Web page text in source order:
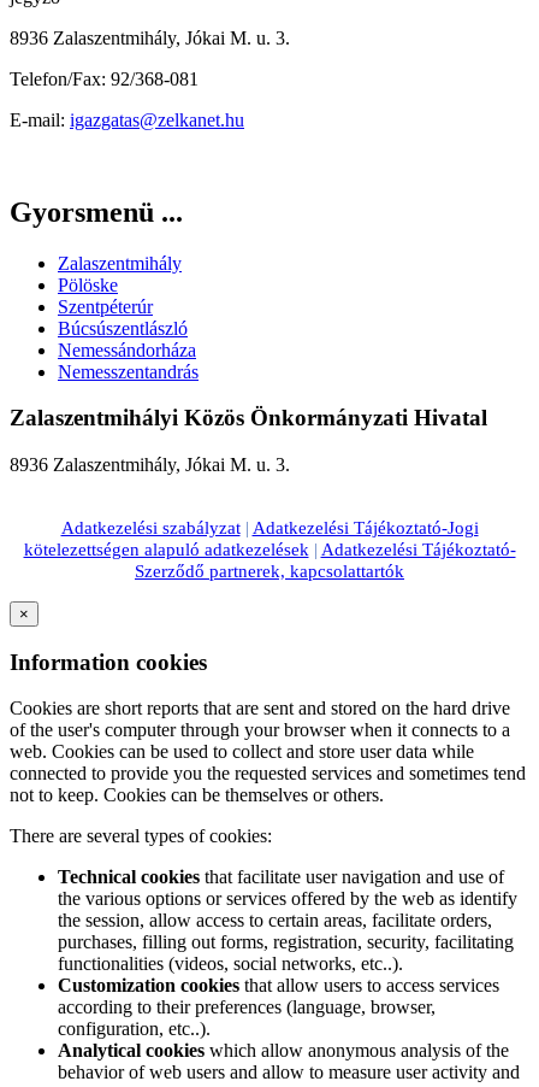
8936 Zalaszentmihály, Jókai M. u. 3.
Telefon/Fax: 92/368-081
E-mail: igazgatas@zelkanet.hu
Gyorsmenü ...
Zalaszentmihály
Pölöske
Szentpéterúr
Búcsúszentlászló
Nemessándorháza
Nemesszentandrás
Zalaszentmihályi Közös Önkormányzati Hivatal
8936 Zalaszentmihály, Jókai M. u. 3.
Adatkezelési szabályzat| Adatkezelési Tájékoztató-Jogi
kötelezettségen alapuló adatkezelések | Adatkezelési Tájékoztató-
Szerződő partnerek, kapcsolattartók
×
Information cookies
Cookies are short reports that are sent and stored on the hard drive
of the user's computer through your browser when it connects to a
web. Cookies can be used to collect and store user data while
connected to provide you the requested services and sometimes tend
not to keep. Cookies can be themselves or others.
There are several types of cookies:
Technical cookies that facilitate user navigation and use of
the various options or services offered by the web as identify
the session, allow access to certain areas, facilitate orders,
purchases, filling out forms, registration, security, facilitating
functionalities (videos, social networks, etc..).
Customization cookies that allow users to access services
according to their preferences (language, browser,
configuration, etc..).
Analytical cookies which allow anonymous analysis of the
behavior of web users and allow to measure user activity and